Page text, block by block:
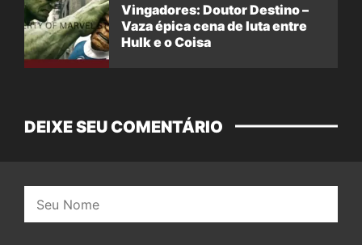
Vingadores: Doutor Destino –
Vaza épica cena de luta entre
Hulk e o Coisa
DEIXE SEU COMENTÁRIO